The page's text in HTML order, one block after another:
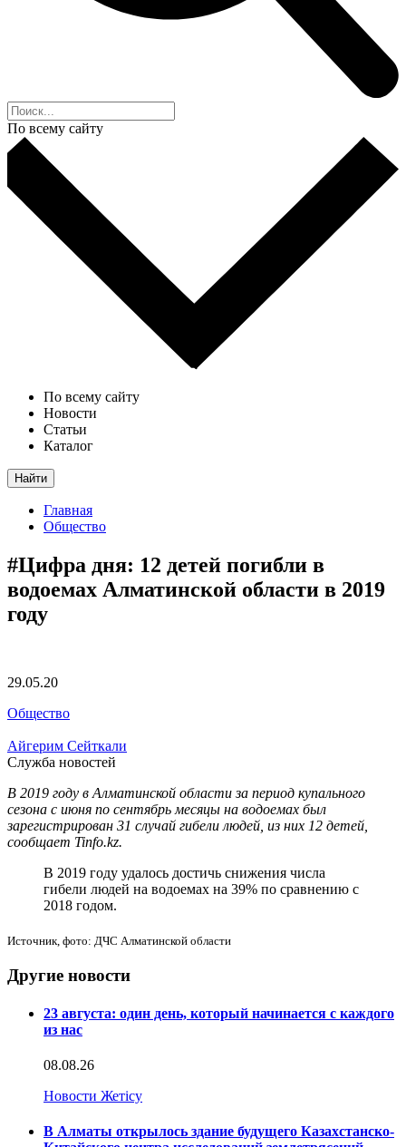
По всему сайту
По всему сайту
Новости
Статьи
Каталог
Найти
Главная
Общество
#Цифра дня: 12 детей погибли в
водоемах Алматинской области в 2019
году
29.05.20
Общество
Айгерим Сейткали
Служба новостей
В 2019 году в Алматинской области за период купального
сезона с июня по сентябрь месяцы на водоемах был
зарегистрирован 31 случай гибели людей, из них 12 детей,
сообщает Tinfo.kz.
В 2019 году удалось достичь снижения числа
гибели людей на водоемах на 39% по сравнению с
2018 годом.
Источник, фото: ДЧС Алматинской области
Другие новости
23 августа: один день, который начинается с каждого
из нас
08.08.26
Новости Жетісу
В Алматы открылось здание будущего Казахстанско-